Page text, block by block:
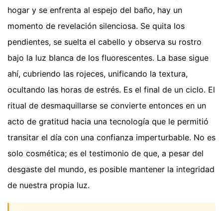
hogar y se enfrenta al espejo del baño, hay un
momento de revelación silenciosa. Se quita los
pendientes, se suelta el cabello y observa su rostro
bajo la luz blanca de los fluorescentes. La base sigue
ahí, cubriendo las rojeces, unificando la textura,
ocultando las horas de estrés. Es el final de un ciclo. El
ritual de desmaquillarse se convierte entonces en un
acto de gratitud hacia una tecnología que le permitió
transitar el día con una confianza imperturbable. No es
solo cosmética; es el testimonio de que, a pesar del
desgaste del mundo, es posible mantener la integridad
de nuestra propia luz.